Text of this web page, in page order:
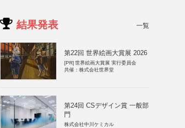
結果発表 一覧
第22回 世界絵画大賞展 2026
[PR] 世界絵画大賞展 実行委員会
共催：株式会社世界堂
第24回 CSデザイン賞 一般部
門
株式会社中川ケミカル